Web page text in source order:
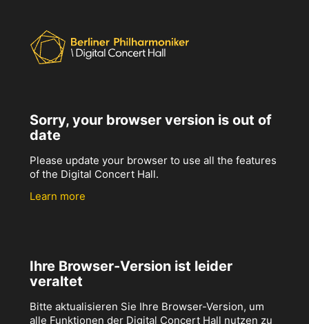
Sorry, your browser version is out of
date
Please update your browser to use all the features
of the Digital Concert Hall.
Learn more
Ihre Browser-Version ist leider
veraltet
Bitte aktualisieren Sie Ihre Browser-Version, um
alle Funktionen der Digital Concert Hall nutzen zu